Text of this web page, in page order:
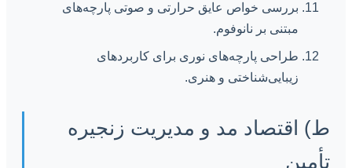
بررسی خواص عایق حرارتی و صوتی پارچه‌های
مبتنی بر نانوفوم.
طراحی پارچه‌های نوری برای کاربردهای
زیبایی‌شناختی و هنری.
ط) اقتصاد مد و مدیریت زنجیره
تأمین